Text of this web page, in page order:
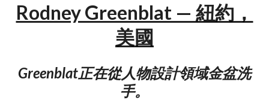
Rodney Greenblat — 紐約，
美國
Greenblat正在從人物設計領域金盆洗
手。